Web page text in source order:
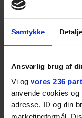
Samtykke
Ansvarlig brug af
Vi og vores 236
anvende cookies og
adresse, ID og din
marketingformål.
mest velsmagende
fyldige pølser, der
og æg. Bratwurst
kender du måske
serveres med
brød og nogle